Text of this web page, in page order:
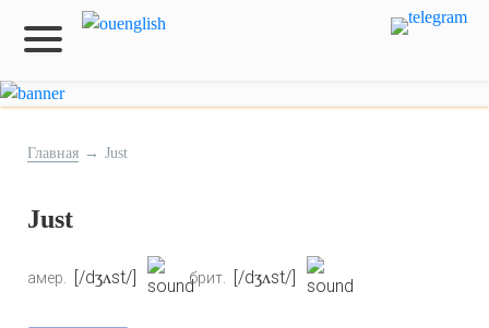
Главная → Just
Just
амер. [/dʒʌst/] брит. [/dʒʌst/]